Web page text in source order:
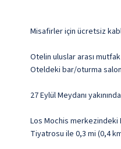
Misafirler için ücretsiz
Otelin uluslar arası
Oteldeki bar/oturma
27 Eylül Meydanı yakınında
Los Mochis merkezindeki
Tiyatrosu ile 0,3 mi (0,4